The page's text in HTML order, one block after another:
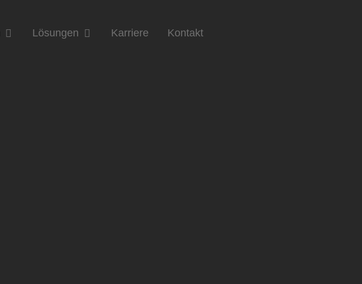
Lösungen Karriere Kontakt